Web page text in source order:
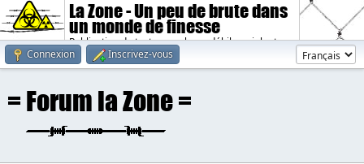
La Zone - Un peu de brute dans
un monde de finesse
Publication de textes sombres, débiles, violents.
Connexion
Inscrivez-vous